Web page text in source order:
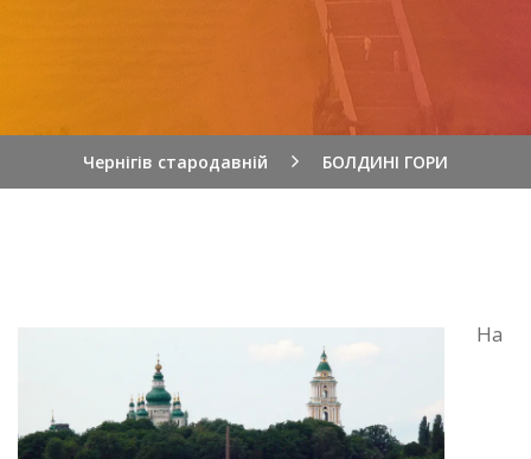
Чернігів стародавній БОЛДИНІ ГОРИ
На